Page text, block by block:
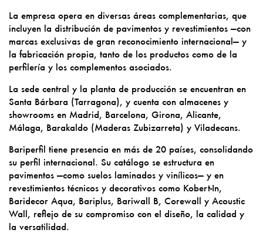
La empresa opera en diversas áreas complementarias, que
incluyen la distribución de pavimentos y revestimientos —con
marcas exclusivas de gran reconocimiento internacional— y
la fabricación propia, tanto de los productos como de la
perfilería y los complementos asociados.
La sede central y la planta de producción se encuentran en
Santa Bárbara (Tarragona), y cuenta con almacenes y
showrooms en Madrid, Barcelona, Girona, Alicante,
Málaga, Barakaldo (Maderas Zubizarreta) y Viladecans.
Bariperfil tiene presencia en más de 20 países, consolidando
su perfil internacional. Su catálogo se estructura en
pavimentos —como suelos laminados y vinílicos— y en
revestimientos técnicos y decorativos como Kobert-In,
Baridecor Aqua, Bariplus, Bariwall B, Corewall y Acoustic
Wall, reflejo de su compromiso con el diseño, la calidad y
la versatilidad.